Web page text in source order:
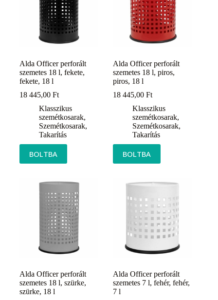
Alda Officer perforált
szemetes 18 l, fekete,
fekete, 18 l
18 445,00 Ft
Klasszikus
szemétkosarak,
Szemétkosarak,
Takarítás
BOLTBA
Alda Officer perforált
szemetes 18 l, piros,
piros, 18 l
18 445,00Ft
Klasszikus
szemétkosarak,
Szemétkosarak,
Takarítás
BOLTBA
Alda Officer perforált
szemetes 18 l, szürke,
szürke, 18 l
Alda Officer perforált
szemetes 7 l, fehér, fehér,
7 l